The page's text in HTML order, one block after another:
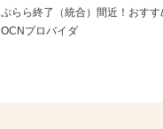
ぷらら終了（統合）間近！おす
OCNプロバイダ